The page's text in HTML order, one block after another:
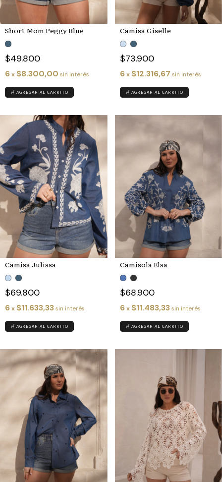
Short Mom Peggy Blue
$49.800
6x $8.300,00 sin interés
🛒 AGREGAR AL CARRITO
Camisa Giselle
$73.900
6 x $12.316,67 sin interés
🛒 AGREGAR AL CARRITO
Camisa Julissa
$69.800
6x $11.633,33sin interés
🛒 AGREGAR AL CARRITO
Camisola Elsa
$68.900
6 x $11.483,33 sin interés
🛒 AGREGAR AL CARRITO